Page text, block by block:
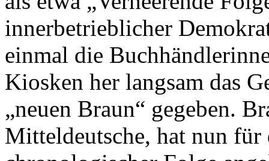
innerbetrieblicher
einmal die
Kiosken her langsam das
„neuen Braun“ gegeben.
Mitteldeutsche, hat nun für